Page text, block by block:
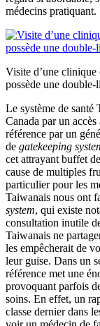
médecins pratiquant.
Visite d’une
possède une
Le système de santé
Canada par un
référence par un
de gatekeeping
cet attrayant buffet
cause de multiples
particulier pour les
Taiwanais nous ont
system, qui existe
consultation inutile
Taiwanais ne
les empêcherait de
leur guise. Dans un
référence met une
provoquant parfois
soins. En effet, un
classe dernier dans